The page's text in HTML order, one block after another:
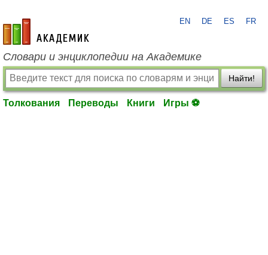
academic.ru
EN DE ES FR
Словари и энциклопедии на Академике
Найти!
Толкования Переводы Книги Игры ⚽